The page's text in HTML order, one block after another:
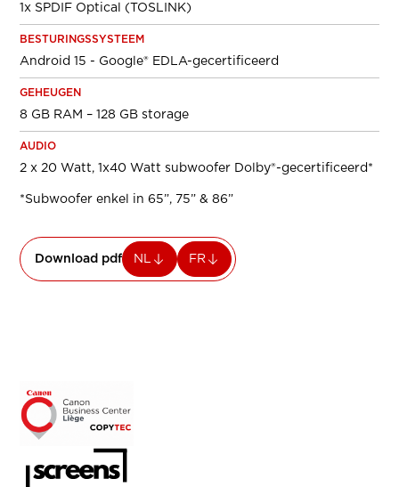
1x SPDIF Optical (TOSLINK)
BESTURINGSSYSTEEM
Android 15 - Google® EDLA-gecertificeerd
GEHEUGEN
8 GB RAM – 128 GB storage
AUDIO
2 x 20 Watt, 1x40 Watt subwoofer Dolby®-gecertificeerd*
*Subwoofer enkel in 65”, 75” & 86”
Download pdf NL FR